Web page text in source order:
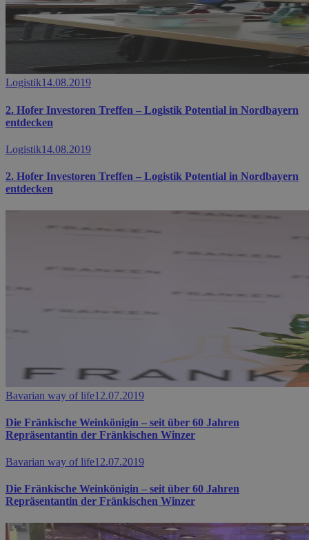
Logistik14.08.2019
2. Hofer Investoren Treffen – Logistik Potential in Nordbayern
entdecken
Logistik14.08.2019
2. Hofer Investoren Treffen – Logistik Potential in Nordbayern
entdecken
Bavarian way of life12.07.2019
Die Fränkische Weinkönigin – seit über 60 Jahren
Repräsentantin der Fränkischen Winzer
Bavarian way of life12.07.2019
Die Fränkische Weinkönigin – seit über 60 Jahren
Repräsentantin der Fränkischen Winzer